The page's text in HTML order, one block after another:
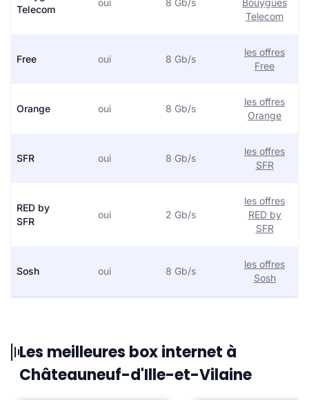
Telecom
oui 8 Gb/s
Bouygues
Telecom
Free oui 8 Gb/s
les offres
Free
Orange oui 8 Gb/s
les offres
Orange
SFR oui 8 Gb/s
les offres
SFR
RED by
SFR
oui 2 Gb/s
les offres
RED by
SFR
Sosh oui 8 Gb/s
les offres
Sosh
Les meilleures box internet à
Châteauneuf-d'Ille-et-Vilaine